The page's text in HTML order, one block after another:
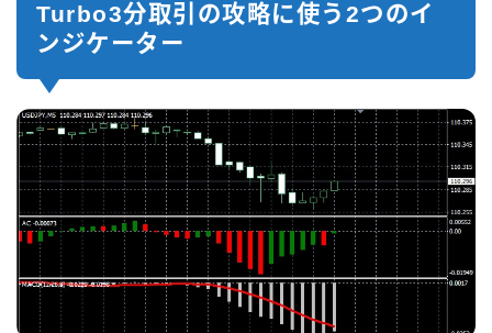
Turbo3分取引の攻略に使う2つのイ
ンジケーター